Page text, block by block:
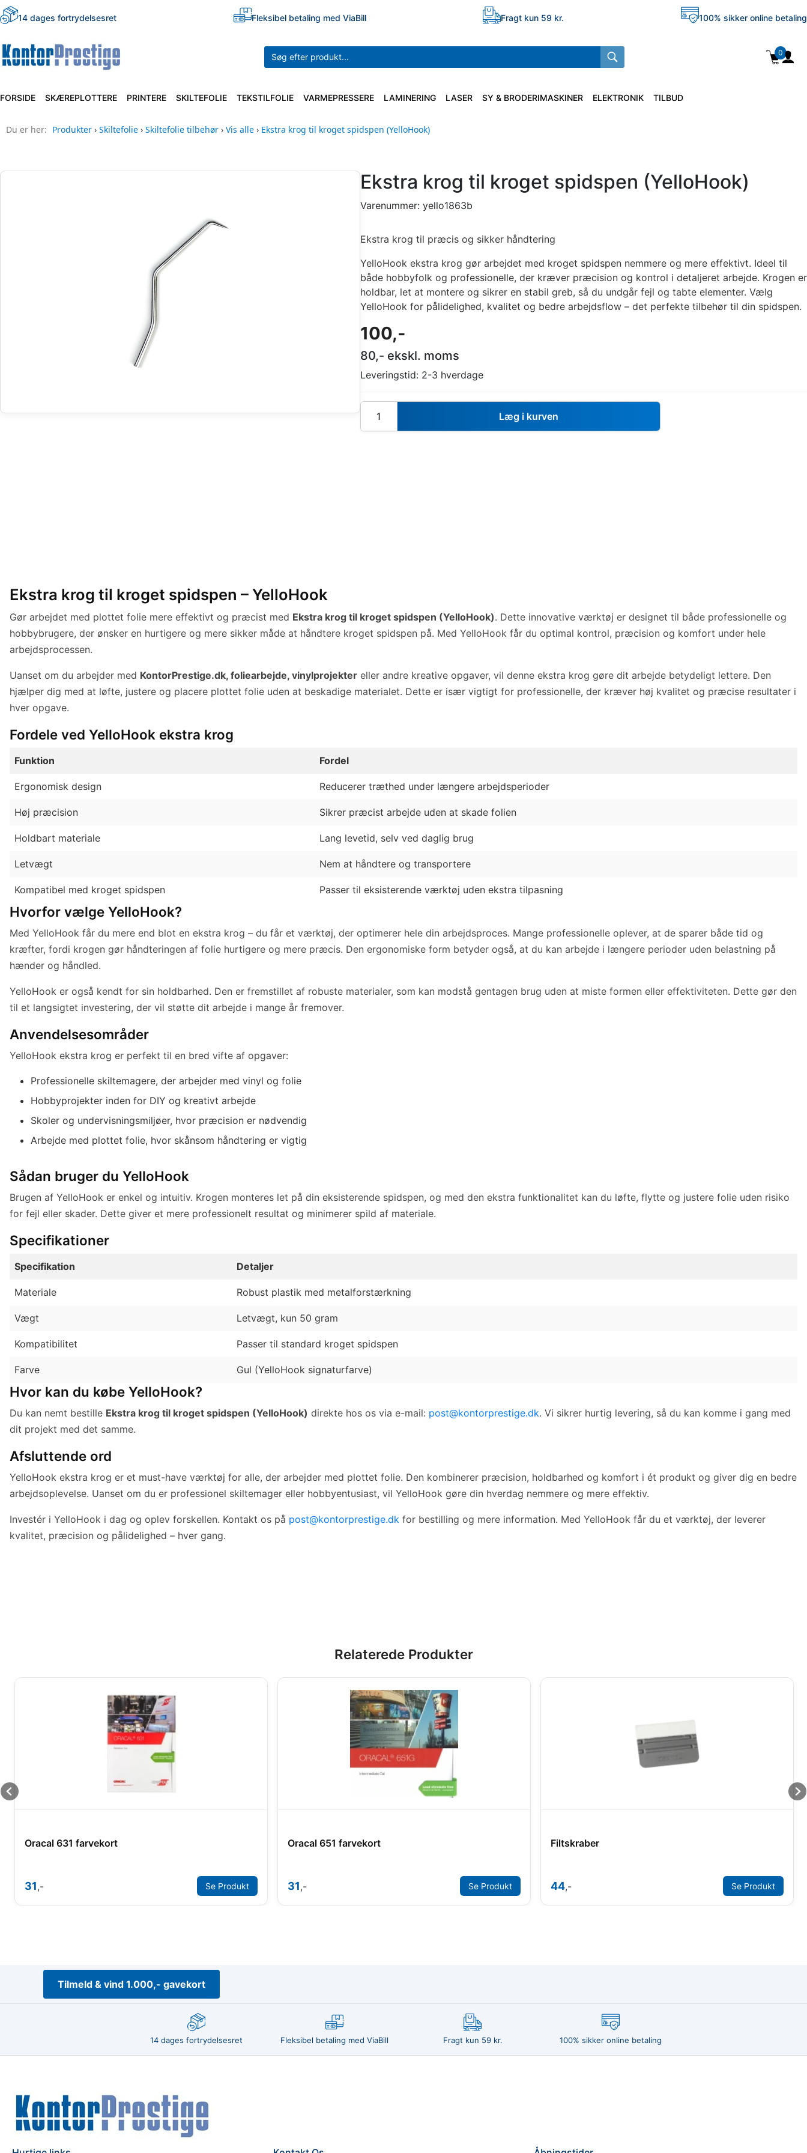
14 dages fortrydelsesret Fleksibel betaling med ViaBill Fragt kun 59 kr. 100% sikker online betaling
0
FORSIDE SKÆREPLOTTERE PRINTERE SKILTEFOLIE TEKSTILFOLIE VARMEPRESSERE LAMINERING LASER SY & BRODERIMASKINER ELEKTRONIK TILBUD
Du er her: Produkter › Skiltefolie › Skiltefolie tilbehør › Vis alle › Ekstra krog til kroget spidspen (YelloHook)
Ekstra krog til kroget spidspen (YelloHook)
Varenummer: yello1863b
Ekstra krog til præcis og sikker håndtering
YelloHook ekstra krog gør arbejdet med kroget spidspen nemmere og mere effektivt. Ideel til
både hobbyfolk og professionelle, der kræver præcision og kontrol i detaljeret arbejde. Krogen er
holdbar, let at montere og sikrer en stabil greb, så du undgår fejl og tabte elementer. Vælg
YelloHook for pålidelighed, kvalitet og bedre arbejdsflow – det perfekte tilbehør til din spidspen.
100,-
80,- ekskl. moms
Leveringstid: 2-3 hverdage
Læg i kurven
Ekstra krog til kroget spidspen – YelloHook
Gør arbejdet med plottet folie mere effektivt og præcist med Ekstra krog til kroget spidspen (YelloHook). Dette innovative værktøj er designet til både professionelle og
hobbybrugere, der ønsker en hurtigere og mere sikker måde at håndtere kroget spidspen på. Med YelloHook får du optimal kontrol, præcision og komfort under hele
arbejdsprocessen.
Uanset om du arbejder med KontorPrestige.dk, foliearbejde, vinylprojekter eller andre kreative opgaver, vil denne ekstra krog gøre dit arbejde betydeligt lettere. Den
hjælper dig med at løfte, justere og placere plottet folie uden at beskadige materialet. Dette er især vigtigt for professionelle, der kræver høj kvalitet og præcise resultater i
hver opgave.
Fordele ved YelloHook ekstra krog
Funktion Fordel
Ergonomisk design Reducerer træthed under længere arbejdsperioder
Høj præcision Sikrer præcist arbejde uden at skade folien
Holdbart materiale Lang levetid, selv ved daglig brug
Letvægt Nem at håndtere og transportere
Kompatibel med kroget spidspen Passer til eksisterende værktøj uden ekstra tilpasning
Hvorfor vælge YelloHook?
Med YelloHook får du mere end blot en ekstra krog – du får et værktøj, der optimerer hele din arbejdsproces. Mange professionelle oplever, at de sparer både tid og
kræfter, fordi krogen gør håndteringen af folie hurtigere og mere præcis. Den ergonomiske form betyder også, at du kan arbejde i længere perioder uden belastning på
hænder og håndled.
YelloHook er også kendt for sin holdbarhed. Den er fremstillet af robuste materialer, som kan modstå gentagen brug uden at miste formen eller effektiviteten. Dette gør den
til et langsigtet investering, der vil støtte dit arbejde i mange år fremover.
Anvendelsesområder
YelloHook ekstra krog er perfekt til en bred vifte af opgaver:
Professionelle skiltemagere, der arbejder med vinyl og folie
Hobbyprojekter inden for DIY og kreativt arbejde
Skoler og undervisningsmiljøer, hvor præcision er nødvendig
Arbejde med plottet folie, hvor skånsom håndtering er vigtig
Sådan bruger du YelloHook
Brugen af YelloHook er enkel og intuitiv. Krogen monteres let på din eksisterende spidspen, og med den ekstra funktionalitet kan du løfte, flytte og justere folie uden risiko
for fejl eller skader. Dette giver et mere professionelt resultat og minimerer spild af materiale.
Specifikationer
Specifikation Detaljer
Materiale Robust plastik med metalforstærkning
Vægt Letvægt, kun 50 gram
Kompatibilitet Passer til standard kroget spidspen
Farve Gul (YelloHook signaturfarve)
Hvor kan du købe YelloHook?
Du kan nemt bestille Ekstra krog til kroget spidspen (YelloHook) direkte hos os via e-mail: post@kontorprestige.dk. Vi sikrer hurtig levering, så du kan komme i gang med
dit projekt med det samme.
Afsluttende ord
YelloHook ekstra krog er et must-have værktøj for alle, der arbejder med plottet folie. Den kombinerer præcision, holdbarhed og komfort i ét produkt og giver dig en bedre
arbejdsoplevelse. Uanset om du er professionel skiltemager eller hobbyentusiast, vil YelloHook gøre din hverdag nemmere og mere effektiv.
Investér i YelloHook i dag og oplev forskellen. Kontakt os på post@kontorprestige.dk for bestilling og mere information. Med YelloHook får du et værktøj, der leverer
kvalitet, præcision og pålidelighed – hver gang.
Relaterede Produkter
Oracal 631 farvekort
31,- Se Produkt
Oracal 651 farvekort
31,- Se Produkt
Filtskraber
44,- Se Produkt
Tilmeld & vind 1.000,- gavekort
14 dages fortrydelsesret Fleksibel betaling med ViaBill Fragt kun 59 kr. 100% sikker online betaling